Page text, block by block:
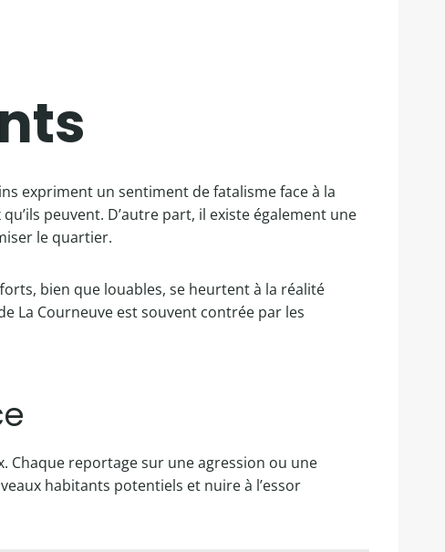
expriment un sentiment de fatalisme face à la
peuvent. D’autre part, il existe également une
le quartier.
bien que louables, se heurtent à la réalité
La Courneuve est souvent contrée par les
Chaque reportage sur une agression ou une
habitants potentiels et nuire à l’essor